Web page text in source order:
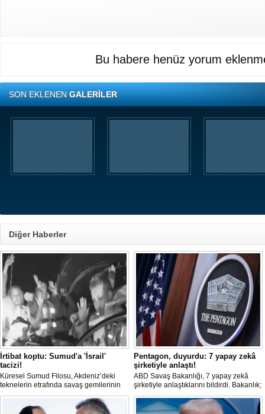
Bu habere henüz yorum
SON EKLENENGALERİLER
Diğer Haberler
İrtibat koptu: Sumud'a 'İsrail'
tacizi!
Küresel Sumud Filosu, Akdeniz’deki
teknelerin etrafında savaş gemilerinin
görüldüğünü ve İsrail ordusunun taciz
ettiği bir tekneyle irtibatlarının
koptuğunu bildirdi.
Pentagon, duyurdu: 7 yapay zekâ
şirketiyle anlaştı!
ABD Savaş Bakanlığı, 7 yapay zekâ
şirketiyle anlaştıklarını bildirdi. Bakanlık;
yapay zekâ teknolojisini bilgisayar
ağlarında ve savaş alanında kullanmayı
hedefliyor